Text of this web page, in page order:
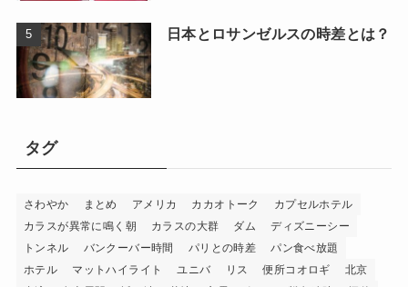
日本とロサンゼルスの時差とは？
タグ
さわやか まとめ アメリカ カカオトーク
カプセルホテル
カラスが異常に鳴く朝
カラスの大群 ダム
ディズニーシー
トンネル
バンクーバー時間 パリとの時差
パン食べ放題
ホテル
マットハイライト ユニバ リス 便所コオロギ
北京